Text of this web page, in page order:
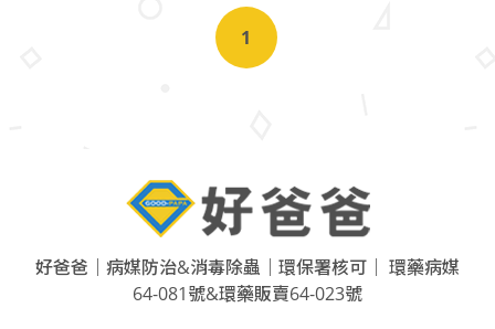
1
好爸爸｜病媒防治&消毒除蟲｜環保署核可｜ 環藥病媒
64-081號&環藥販賣64-023號